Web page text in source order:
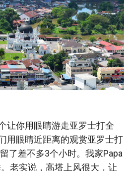
让你用眼睛游走亚罗士打全
用眼睛近距离的观赏亚罗士打
了差不多3个小时。我家Papa
老实说，高塔上风很大，让